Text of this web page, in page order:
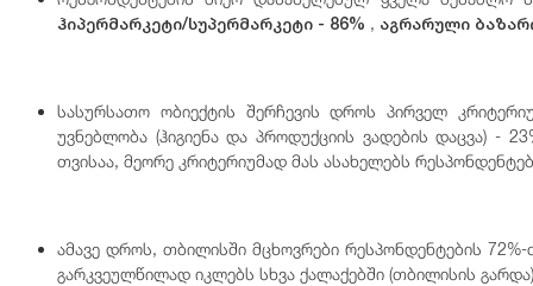
ჰიპერმარკეტი/სუპერმარკეტი - 86% , აგრარული
სასურსათო ობიექტის შერჩევის დროს პირველ
უვნებლობა (ჰიგიენა და პროდუქციის ვადების დაცვა) -
თვისაა, მეორე კრიტერიუმად მას ასახელებს
ამავე დროს, თბილისში მცხოვრები რესპონდენტების
გარკვეულწილად იკლებს სხვა ქალაქებში (თბილისის